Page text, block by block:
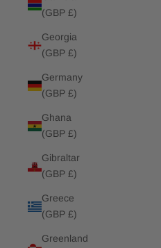
(GBP £)
Georgia
(GBP £)
Germany
(GBP £)
Ghana
(GBP £)
Gibraltar
(GBP £)
Greece
(GBP £)
Greenland